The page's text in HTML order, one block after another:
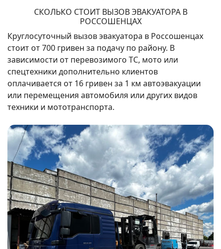
СКОЛЬКО СТОИТ ВЫЗОВ ЭВАКУАТОРА В
РОССОШЕНЦАХ
Круглосуточный вызов эвакуатора в Россошенцах
стоит от 700 гривен за подачу по району. В
зависимости от перевозимого ТС, мото или
спецтехники дополнительно клиентов
оплачивается от 16 гривен за 1 км автоэвакуации
или перемещения автомобиля или других видов
техники и мототранспорта.